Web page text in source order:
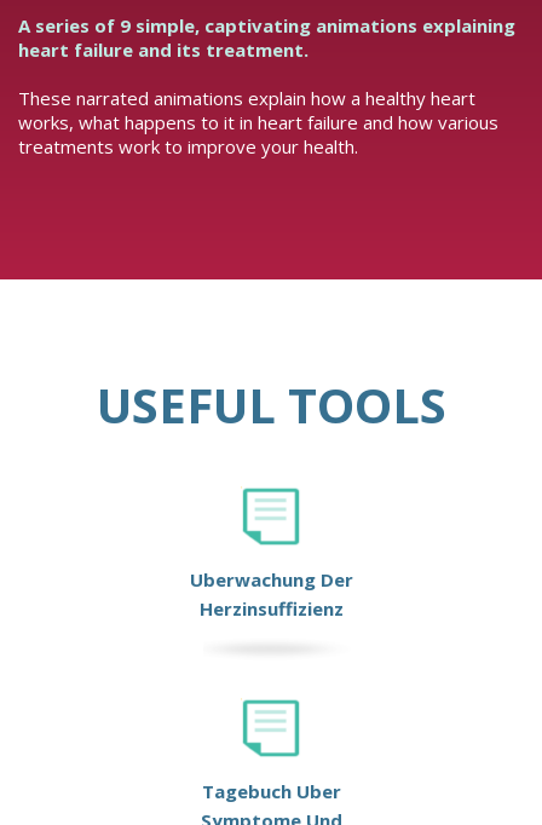
A series of 9 simple, captivating animations explaining
heart failure and its treatment.
These narrated animations explain how a healthy heart
works, what happens to it in heart failure and how various
treatments work to improve your health.
USEFUL TOOLS
Uberwachung Der
Herzinsuffizienz
Tagebuch Uber